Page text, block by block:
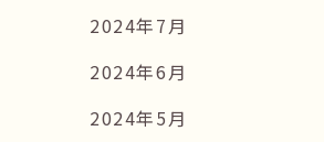
2024年7月
2024年6月
2024年5月